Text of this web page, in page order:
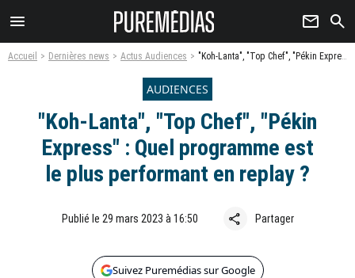
menu newsletter search
Accueil Dernières news Actus Audiences "Koh-Lanta", "Top Chef", "Pékin Express" : Quel programme est le plus performant en replay ?
AUDIENCES
"Koh-Lanta", "Top Chef", "Pékin
Express" : Quel programme est
le plus performant en replay ?
Publié le 29 mars 2023 à 16:50 share Partager
Suivez Puremédias sur Google